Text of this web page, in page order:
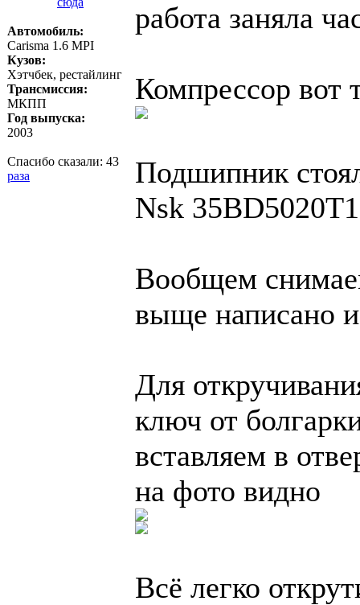
Автомобиль:
Carisma 1.6 MPI
Кузов:
Хэтчбек, рестайлинг
Трансмиссия:
МКПП
Год выпуска:
2003
Спасибо сказали: 43
раза
работа заняла
Компрессор вот
Подшипник
Nsk
Вообщем
выще написано
Для
ключ от
вставляем в
на фото видно
Всё легко